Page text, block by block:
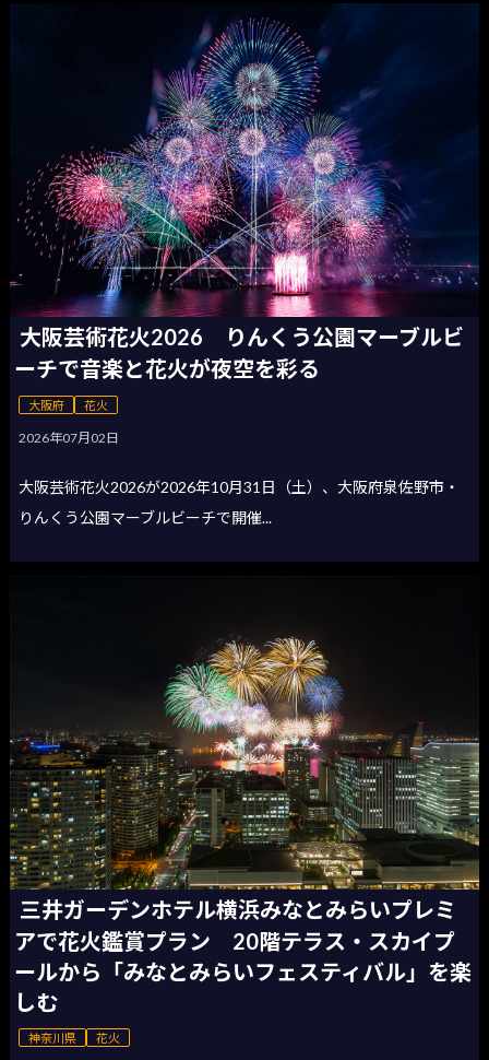
大阪芸術花火2026 りんくう公園マーブルビ
ーチで音楽と花火が夜空を彩る
大阪府 花火
2026年07月02日
大阪芸術花火2026が2026年10月31日（土）、大阪府泉佐野市・
りんくう公園マーブルビーチで開催...
三井ガーデンホテル横浜みなとみらいプレミ
アで花火鑑賞プラン 20階テラス・スカイプ
ールから「みなとみらいフェスティバル」を楽
しむ
神奈川県 花火